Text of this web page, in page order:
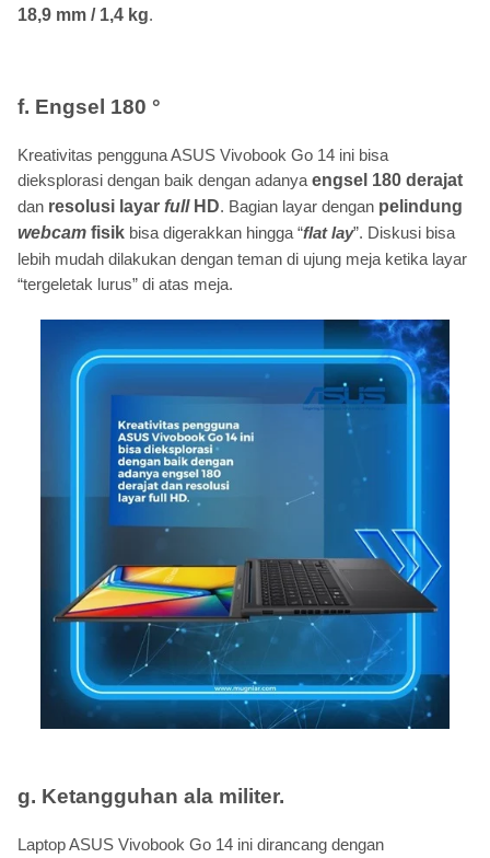
18,9 mm / 1,4 kg.
f. Engsel 180 °
Kreativitas pengguna ASUS Vivobook Go 14 ini bisa
dieksplorasi dengan baik dengan adanya engsel 180 derajat
dan resolusi layar fullHD. Bagian layar dengan pelindung
webcam fisik bisa digerakkan hingga “flat lay”. Diskusi bisa
lebih mudah dilakukan dengan teman di ujung meja ketika layar
“tergeletak lurus” di atas meja.
g. Ketangguhan ala militer.
Laptop ASUS Vivobook Go 14 ini dirancang dengan